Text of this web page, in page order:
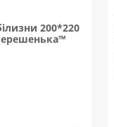
200*220